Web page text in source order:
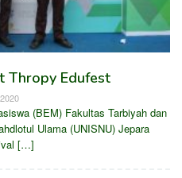
Thropy Edufest
(BEM) Fakultas Tarbiyah dan
Ulama (UNISNU) Jepara
[…]